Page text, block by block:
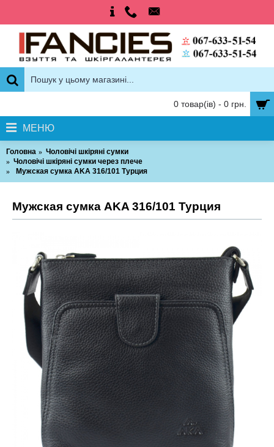
0 товар(ів) - 0 грн.
МЕНЮ
Головна
Чоловічі шкіряні сумки
Чоловічі шкіряні сумки через плече
Мужская сумка AKA 316/101 Турция
Мужская сумка AKA 316/101 Турция